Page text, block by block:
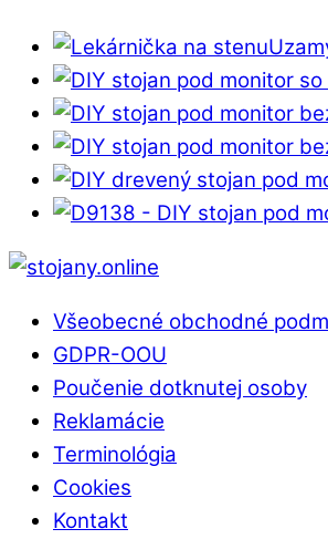
Back
Top Všeobecné obchodné
GDPR-OOU
Poučenie dotknutej osoby
Reklamácie
Terminológia
Cookies
Kontakt